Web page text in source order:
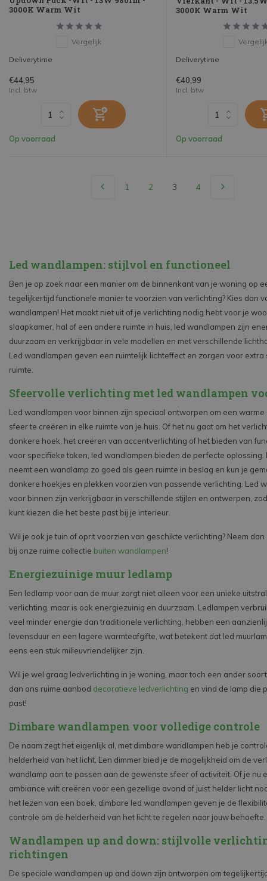
3000K Warm Wit
Vergelijk
Deliverytime
€44,95
Incl. btw
Op voorraad
3000K Warm Wit
Deliverytime
€40,99
Incl. btw
Op voorraad
1 2 3 4
Led wandlampen: stijlvol en functioneel
Ben je op zoek naar een manier om de binnenkant van je woning op
tegelijkertijd functionele manier te voorzien van verlichting? Kies dan
wandlampen! Het maakt niet uit of je verlichting nodig hebt voor je
slaapkamer, hal of een andere ruimte in huis, led wandlampen zijn
duurzaam en verkrijgbaar in vele modellen en met verschillende
Led wandlampen geven een ruimtelijk lichteffect en zorgen voor extra
ruimte.
Sfeervolle verlichting met led wandlampen
Led wandlampen voor binnen zijn speciaal ontworpen om een warme
sfeer te creëren in elke ruimte van je huis. Of het nu gaat om het
donkere hoek, het creëren van accentverlichting of het bieden van
voor specifieke taken, led wandlampen bieden de perfecte oplossing.
neemt een wandlamp zo goed als geen ruimte in beslag en kun je
donkere hoekjes en plekken voorzien van passende verlichting. Led
voor binnen zijn verkrijgbaar in verschillende stijlen en ontwerpen,
kunt kiezen die het beste past bij je interieur.
Wil je ook je tuin of oprit voorzien van geschikte verlichting? Neem
bij onze ruime collectie buiten wandlampen!
Energiezuinige muur ledlamp
Een ledlamp voor aan de muur zorgt niet alleen voor een unieke
verlichting, maar is ook energiezuinig en duurzaam. Ledlampen
veel minder energie dan traditionele verlichting, hebben een
levensduur en een lagere warmteafgifte, wat betekent dat led
eens een stuk milieuvriendelijker zijn.
Wil je wel graag ledverlichting in je woning, maar toch een ander
dan ons ruime aanbod decoratieve ledverlichting en vind de lamp die
past!
Dimbare wandlampen voor volledige controle
De naam zegt het eigenlijk al, met dimbare wandlampen heb je
helderheid van het licht. Een dimmer bied je de mogelijkheid om de
wandlamp aan te passen aan de gewenste sfeer of activiteit. Of je nu
ambiance wilt creëren voor een gezellige avond of juist helder licht
het lezen van een boek, dimbare led wandlampen geven je de
controle om de helderheid van het licht te regelen naar jouw behoefte.
Wandlampen up and down: stijlvolle
richtingen
De speciale wandlampen up and down zijn ontworpen om